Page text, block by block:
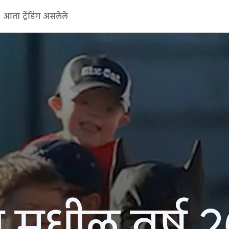
आता ट्रेंडिंग असलेले